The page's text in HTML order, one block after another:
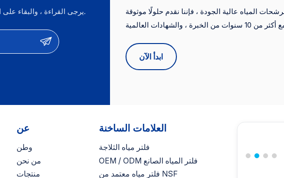
يرجى القراءة ، والبقاء على اطلاع ، والاشتراك ، ونحن نرحب بك لنقول لنا ما هو رأيك.
المياه عالية الجودة ، فإننا نقدم حلولًا موثوقة
مع أكثر من 10 سنوات من الخبرة ، والشهادات العالمية (NSF ، CE ، FDA) ، والأسعار
ابدأ الآن
عن
وطن
من نحن
منتجات
العلامات الساخنة
فلتر مياه الثلاجة
OEM / ODM فلتر المياه الصانع
فلتر مياه معتمد من NSF